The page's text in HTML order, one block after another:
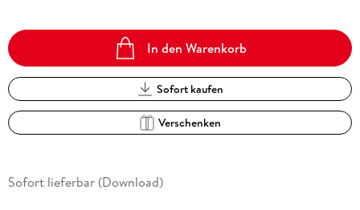
In den Warenkorb
Sofort kaufen
Verschenken
Sofort lieferbar (Download)